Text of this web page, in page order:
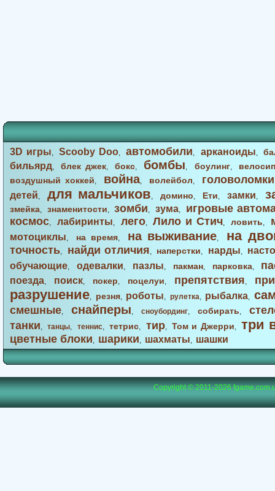
3D игры,Scooby Doo,автомобили, арканоиды,
бильярд,блек джек,бокс, бомбы, боулинг,
воздушный хоккей, война, волейбол, головоломки
детей, для мальчиков, домино, Ети, замки,
змейка, знаменитости,зомби, зума,
игровые
космос, лабиринты, лего,Лило и Стич,ловить,
мотоциклы, на время, на выживание, на
точность, найди отличия, наперстки, нарды,
обучающие, одевалки, пазлы, пакман, парковка,
поезда, поиск, покер, поцелуи, препятствия,
разрушение, резня, роботы, рулетка, рыбалка,
смешные, снайперы, сноубординг, собирать,
танки,танцы, теннис,тетрис, тир,Том и Джерри, три
цветные блоки, шарики, шахматы, шашки
Copyright © 2011-2026